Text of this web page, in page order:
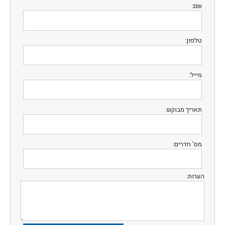
שם:
טלפון:
מייל:
תאריך מבוקש:
מס' חדרים:
הערות: